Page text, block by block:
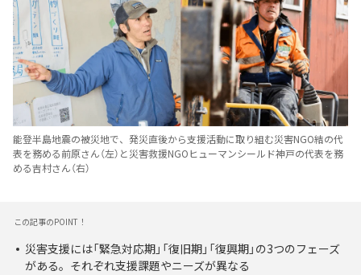
能登半島地震の被災地で、発災直後から支援活動に取り組む災害NGO結の代
表を務める前原さん（左）と災害救援NGOヒューマンシールド神戸の代表を務
める吉村さん（右）
この記事のPOINT！
災害支援には「緊急対応期」「復旧期」「復興期」の3つのフェーズ
がある。それぞれ支援課題やニーズが異なる